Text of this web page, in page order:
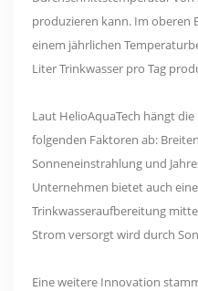
produzieren kann. Im oberen
einem jährlichen
Liter Trinkwasser pro Tag
Laut HelioAquaTech hängt
folgenden Faktoren ab:
Sonneneinstrahlung und
Unternehmen bietet auch
Trinkwasseraufbereitung
Strom versorgt wird durch
Eine weitere Innovation